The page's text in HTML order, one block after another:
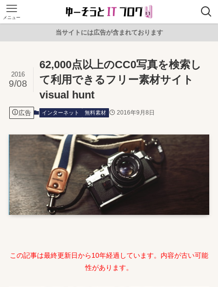
メニュー
当サイトには広告が含まれております
62,000点以上のCC0写真を検索し
て利用できるフリー素材サイト
visual hunt
2016
9/08
広告 インターネット 無料素材 2016年9月8日
この記事は最終更新日から10年経過しています。内容が古い可能
性があります。